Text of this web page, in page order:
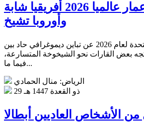
متوسط الأعمار عالميا 2026 أفريقيا شابة
وأوروبا تشيخ
تكشف بيانات الأمم المتحدة لعام 2026 عن تباين ديموغرافي حاد بين
بعض القارات نحو الشيخوخة المتسارعة،
فيما ما...
الرياض: منال الحمادي
29 ذو القعدة 1447 هـ
الأشخاص العاديين أبطالا